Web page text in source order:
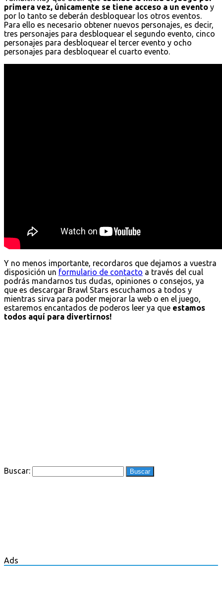
primera vez, únicamente se tiene acceso a un evento y
por lo tanto se deberán desbloquear los otros eventos.
Para ello es necesario obtener nuevos personajes, es decir,
tres personajes para desbloquear el segundo evento, cinco
personajes para desbloquear el tercer evento y ocho
personajes para desbloquear el cuarto evento.
Y no menos importante, recordaros que dejamos a vuestra
disposición un formulario de contacto a través del cual
podrás mandarnos tus dudas, opiniones o consejos, ya
que es descargar Brawl Stars escuchamos a todos y
mientras sirva para poder mejorar la web o en el juego,
estaremos encantados de poderos leer ya que estamos
todos aquí para divertirnos!
Buscar:
Ads